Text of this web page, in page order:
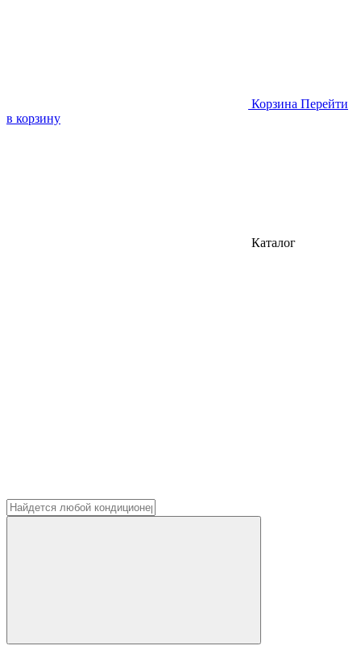
Корзина Перейти
в корзину
Каталог